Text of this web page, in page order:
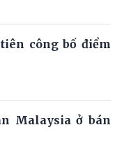
công bố điểm
Malaysia ở bán